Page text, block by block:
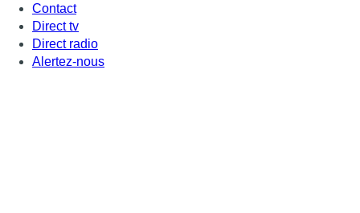
Contact
Direct tv
Direct radio
Alertez-nous